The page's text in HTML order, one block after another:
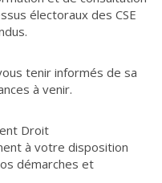
électoraux des CSE
tenir informés de sa
à venir.
Droit
à votre disposition
démarches et